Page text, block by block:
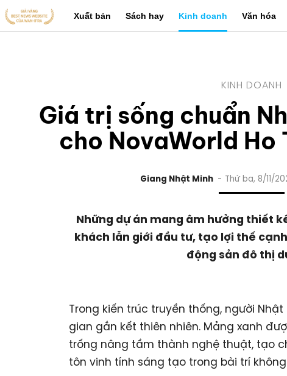
Xuất bản Sách hay Kinh doanh Văn hóa
KINH DOANH
Giá trị sống chuẩn
cho NovaWorld
Giang Nhật Minh Thứ ba, 8/11/
Những dự án mang âm hưởng thiết
khách lẫn giới đầu tư, tạo lợi thế
động sản đô thị
Trong kiến trúc truyền thống, người
gian gắn kết thiên nhiên. Mảng xanh
trống nâng tầm thành nghệ thuật, tạo
tôn vinh tính sáng tạo trong bài trí